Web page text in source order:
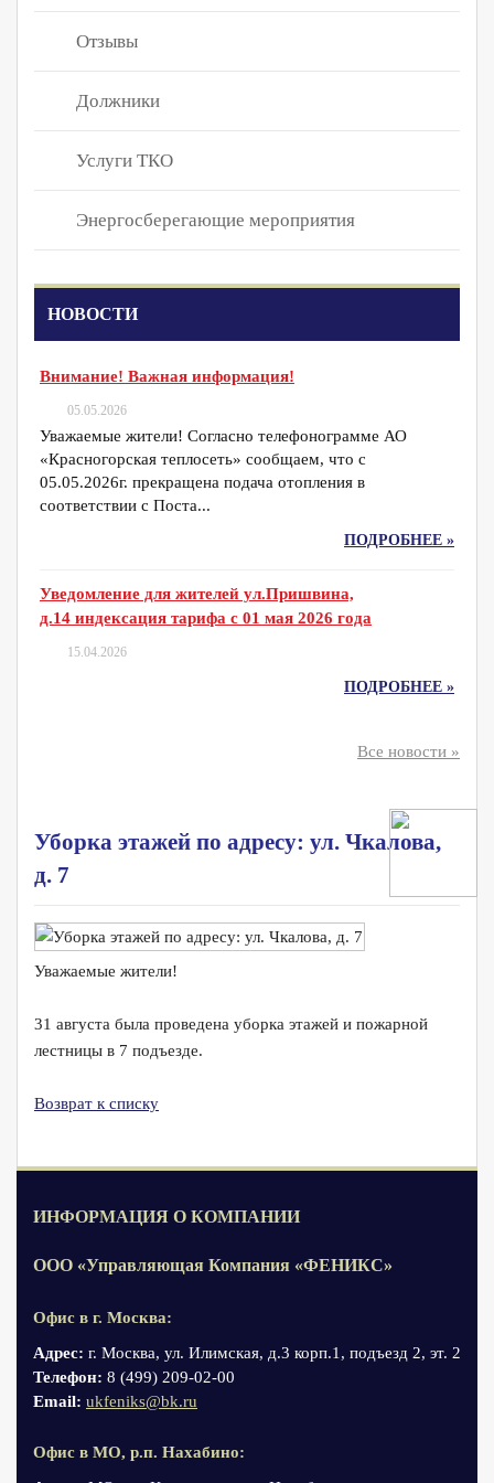
Отзывы
Должники
Услуги ТКО
Энергосберегающие мероприятия
НОВОСТИ
Внимание! Важная информация!
05.05.2026
Уважаемые жители! Согласно телефонограмме АО
«Красногорская теплосеть» сообщаем, что с
05.05.2026г. прекращена подача отопления в
соответствии с Поста...
ПОДРОБНЕЕ »
Уведомление для жителей ул.Пришвина,
д.14 индексация тарифа с 01 мая 2026 года
15.04.2026
ПОДРОБНЕЕ »
Все новости »
Уборка этажей по адресу: ул. Чкалова,
д. 7
Уважаемые жители!
31 августа была проведена уборка этажей и пожарной
лестницы в 7 подъезде.
Возврат к списку
ИНФОРМАЦИЯ О КОМПАНИИ
ООО «Управляющая Компания «ФЕНИКС»
Офис в г. Москва:
Адрес: г. Москва, ул. Илимская, д.3 корп.1, подъезд 2, эт. 2
Телефон: 8 (499) 209-02-00
Email: ukfeniks@bk.ru
Офис в МО, р.п. Нахабино: